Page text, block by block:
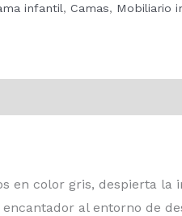
infantil, Camas, Mobiliario
en color gris, despierta la
al entorno de